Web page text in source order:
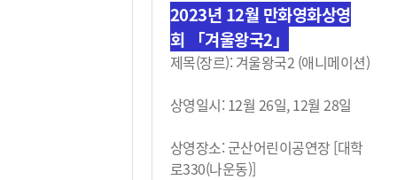
2023년 12월 만화영화상영
회
「겨울왕국2」
제목(장르): 겨울왕국2 (애니메이션)
상영일시: 12월 26일, 12월 28일
상영장소: 군산어린이공연장 [대학
로330(나운동)]